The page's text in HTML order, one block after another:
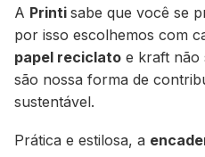
A Printi sabe que você se
por isso escolhemos com
papel reciclato e kraft não
são nossa forma de
sustentável.
Prática e estilosa, a